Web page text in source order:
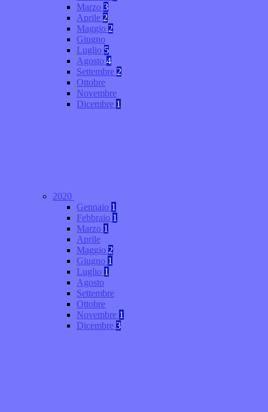
Marzo 3
Aprile 2
Maggio 2
Giugno
Luglio 5
Agosto 4
Settembre 2
Ottobre
Novembre
Dicembre 1
2020
Gennaio 1
Febbraio 1
Marzo 1
Aprile
Maggio 2
Giugno 1
Luglio 1
Agosto
Settembre
Ottobre
Novembre 1
Dicembre 3